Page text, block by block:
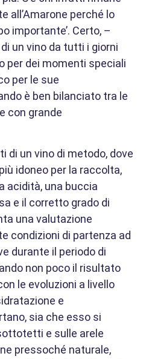
all’Amarone perché lo
importante’. Certo, –
un vino da tutti i giorni
per dei momenti speciali
per le sue
è ben bilanciato tra le
con grande
un vino di metodo, dove
idoneo per la raccolta,
acidità, una buccia
e il corretto grado di
una valutazione
condizioni di partenza ad
durante il periodo di
non poco il risultato
le evoluzioni a livello
e
sia che esso si
e sulle arele
pressoché naturale,